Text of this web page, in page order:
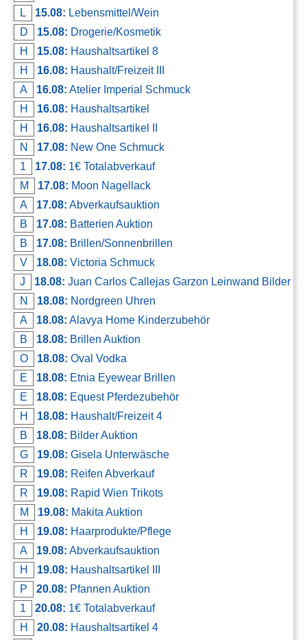
L
15.08: Lebensmittel/Wein
D
15.08: Drogerie/Kosmetik
H
15.08: Haushaltsartikel 8
H
16.08: Haushalt/Freizeit III
A
16.08: Atelier Imperial Schmuck
H
16.08: Haushaltsartikel
H
16.08: Haushaltsartikel II
N
17.08: New One Schmuck
1
17.08: 1€ Totalabverkauf
M
17.08: Moon Nagellack
A
17.08: Abverkaufsauktion
B
17.08: Batterien Auktion
B
17.08: Brillen/Sonnenbrillen
V
18.08: Victoria Schmuck
J
18.08: Juan Carlos Callejas Garzon Leinwand Bilder
N
18.08: Nordgreen Uhren
A
18.08: Alavya Home Kinderzubehör
B
18.08: Brillen Auktion
O
18.08: Oval Vodka
E
18.08: Etnia Eyewear Brillen
E
18.08: Equest Pferdezubehör
H
18.08: Haushalt/Freizeit 4
B
18.08: Bilder Auktion
G
19.08: Gisela Unterwäsche
R
19.08: Reifen Abverkauf
R
19.08: Rapid Wien Trikots
M
19.08: Makita Auktion
H
19.08: Haarprodukte/Pflege
A
19.08: Abverkaufsauktion
H
19.08: Haushaltsartikel III
P
20.08: Pfannen Auktion
1
20.08: 1€ Totalabverkauf
H
20.08: Haushaltsartikel 4